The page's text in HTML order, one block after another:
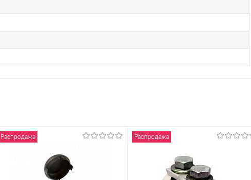
Распродажа Распродажа